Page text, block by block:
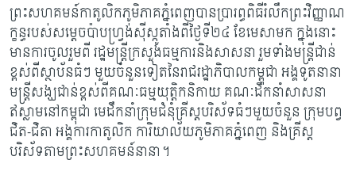
ព្រះសហគមន៍កាតូលិក​ភូមិភាគ​ភ្នំពេញ​បាន​ប្រារព្ធ​ពិធី​រំលឹក​ព្រះវិញ្ញាណ​
ក្ខន្ធរបស់​​​សម្តេចប៉ាប​ហ្វ្រង់ស៊ីស្កូ​តាំង​ពីថ្ងៃទី​២៤ ខែ​មេសា​មក​ ក្នុងនោះ​​
មានការ​ចូលរួម​ពី រដ្ឋមន្ត្រីក្រសួងធម្មការនិងសាសនា រួមទាំងមន្ត្រីជាន់
ខ្ពស់ពីស្ថាប័នធំៗ មួយចំនួនទៀតនៃរាជរដ្ឋាភិបាលកម្ពុជា អង្គទូតនានា
មន្ត្រីសង្ឃជាន់ខ្ពស់ពី​គណៈធម្មយុត្តិ​កនិកាយ​ គណៈដឹកនាំសាសនា
ឥស្លាមនៅកម្ពុជា មេដឹកនាំក្រុមជំនុំគ្រីស្តបរិស័ទធំៗមួយចំនួន ក្រុមបព្វ
ជិត-ជិតា អង្គការកាតូលិក ការិយាល័យភូមិភាគភ្នំពេញ និងគ្រីស្ត
បរិស័ទតាមព្រះសហគមន៍នានា។​